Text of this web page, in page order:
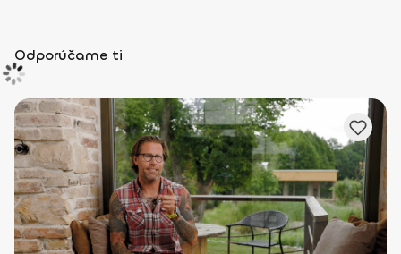
Odporúčame ti